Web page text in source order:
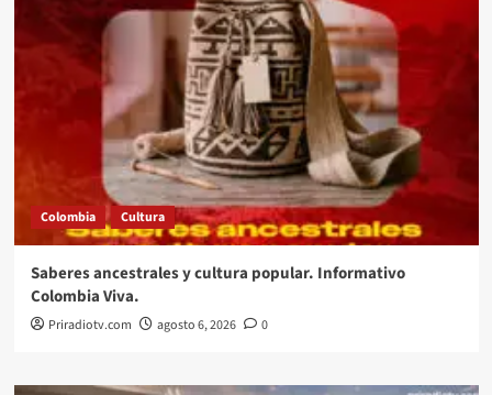
Colombia Cultura
Saberes ancestrales y cultura popular. Informativo
Colombia Viva.
Priradiotv.com agosto 6, 2026 0